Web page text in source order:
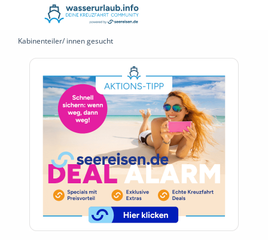
Kabinenteiler/ innen gesucht